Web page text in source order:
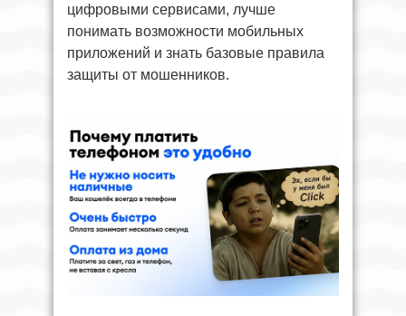
цифровыми сервисами, лучше
понимать возможности мобильных
приложений и знать базовые правила
защиты от мошенников.